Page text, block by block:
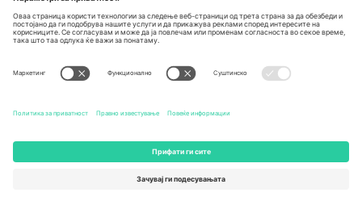
Totleben 53-55, 1606 Sofia,
Bulgaria
United Arab Emirates
Av Chapultepec 360, Roma
Ciudad de México, CDMX,
Правното лице на давателот на платформата може да се
разликува во зависност од локацијата, настанот и/или доменот.